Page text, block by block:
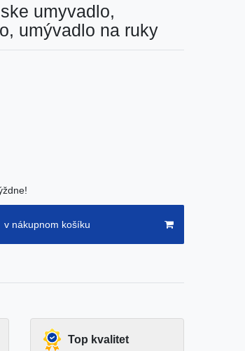
umyvadlo,
umývadlo na ruky
v nákupnom košíku
Top kvalitet